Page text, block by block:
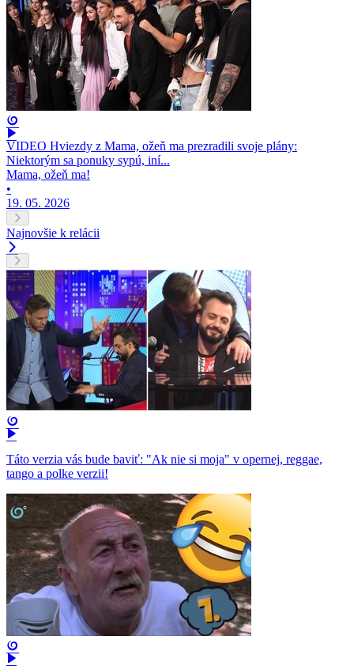
VIDEO Hviezdy z Mama, ožeň ma prezradili svoje plány:
Niektorým sa ponuky sypú, iní...
Mama, ožeň ma!
•
19. 05. 2026
Najnovšie k relácii
Táto verzia vás bude baviť: "Ak nie si moja" v opernej, reggae,
tango a polke verzii!